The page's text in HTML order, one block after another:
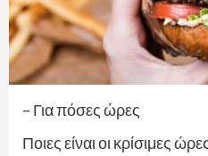
– Για πόσες ώρες
Ποιες είναι οι κρίσιμες